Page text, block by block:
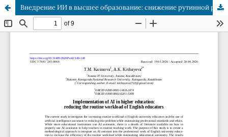
Внедрение ИИ в высшее образование: снижение рутинной рабочей нагрузки преподавателей английского языка